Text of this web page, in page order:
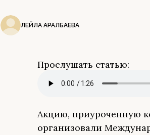
ЛЕЙЛА АРАЛБАЕВА
Прослушать статью:
Акцию, приуроченную
организовали